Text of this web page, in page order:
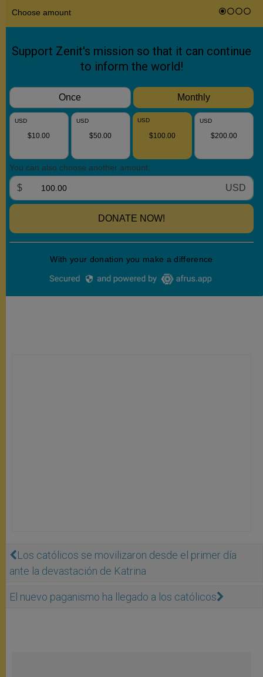
Los católicos se movilizaron desde el primer día
ante la devastación de Katrina
El nuevo paganismo ha llegado a los católicos